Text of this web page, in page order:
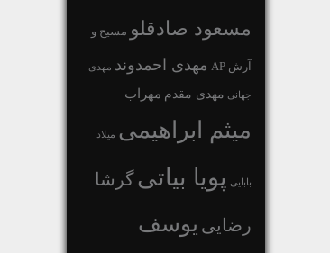
مسعود صادقلو مسیح و
آرش AP مهدی احمدوند مهدی
جهانی مهدی مقدم مهراب
میثم ابراهیمی میلاد
بابایی پویا بیاتیگرشا
رضایی یوسف